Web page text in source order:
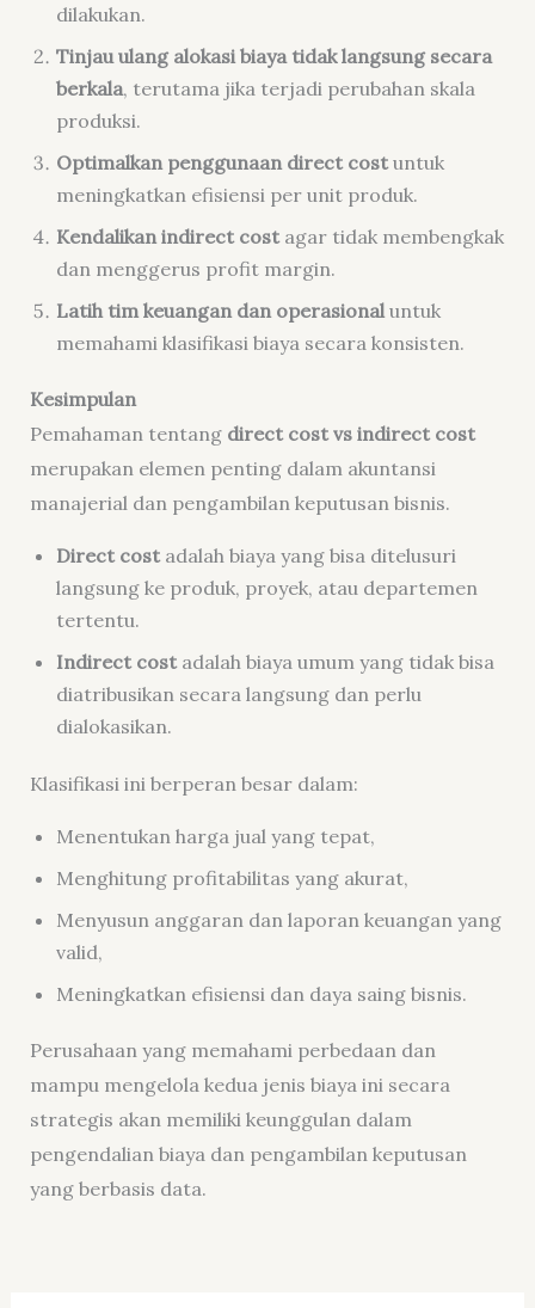
dilakukan.
Tinjau ulang alokasi biaya tidak langsung secara
berkala, terutama jika terjadi perubahan skala
produksi.
Optimalkan penggunaan direct costuntuk
meningkatkan efisiensi per unit produk.
Kendalikan indirect costagar tidak membengkak
dan menggerus profit margin.
Latih tim keuangan dan operasionaluntuk
memahami klasifikasi biaya secara konsisten.
Kesimpulan
Pemahaman tentang direct cost vs indirect cost
merupakan elemen penting dalam akuntansi
manajerial dan pengambilan keputusan bisnis.
Direct costadalah biaya yang bisa ditelusuri
langsung ke produk, proyek, atau departemen
tertentu.
Indirect costadalah biaya umum yang tidak bisa
diatribusikan secara langsung dan perlu
dialokasikan.
Klasifikasi ini berperan besar dalam:
Menentukan harga jual yang tepat,
Menghitung profitabilitas yang akurat,
Menyusun anggaran dan laporan keuangan yang
valid,
Meningkatkan efisiensi dan daya saing bisnis.
Perusahaan yang memahami perbedaan dan
mampu mengelola kedua jenis biaya ini secara
strategis akan memiliki keunggulan dalam
pengendalian biaya dan pengambilan keputusan
yang berbasis data.